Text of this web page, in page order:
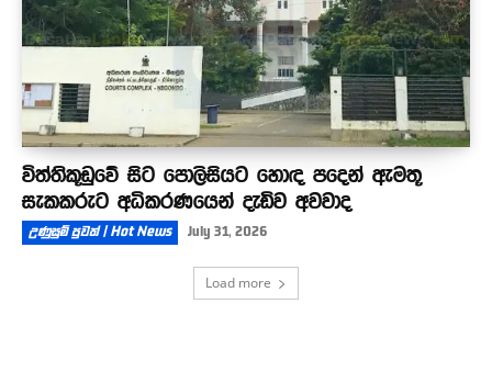
විත්තිකූඩුවේ සිට පොලිසියට හොඳ පදෙන් ඇමතූ
සැකකරුට අධිකරණයෙන් දැඩිව අවවාද
උණුසුම් පුවත් | Hot News July 31, 2026
Load more